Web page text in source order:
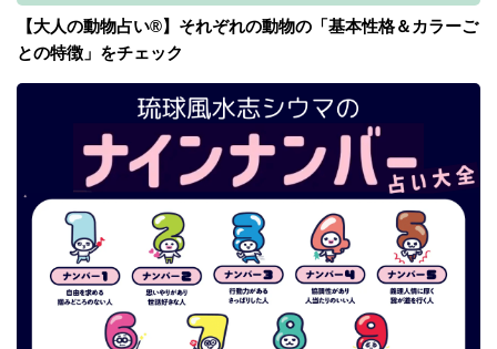
【大人の動物占い®】それぞれの動物の「基本性格＆カラーご
との特徴」をチェック